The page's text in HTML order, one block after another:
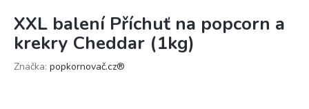
XXL balení Příchuť na popcorn a
krekry Cheddar (1kg)
Značka: popkornovač.cz®